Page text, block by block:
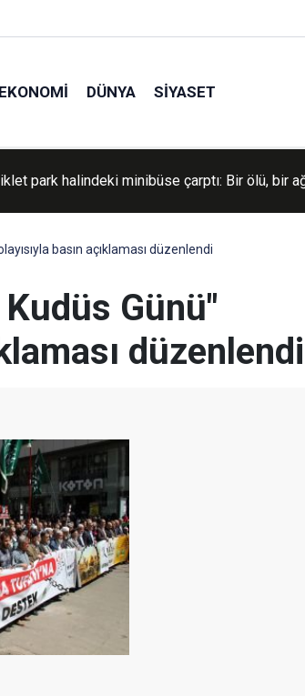
EKONOMI DÜNYA SIYASET
askeri tesislere saldırı düzenlendi
basın açıklaması düzenlendi
Günü"
düzenlendi